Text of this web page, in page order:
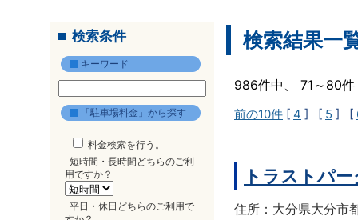
検索条件
キーワード
「駐車場料金」から探す
料金検索を行う。
短時間・長時間どちらのご利
用ですか？
平日・休日どちらのご利用で
検索結果一
986件中、 71～80
前の10件 [ 4 ] [ 5 ] [
トラストパ
住所：大分県大分市